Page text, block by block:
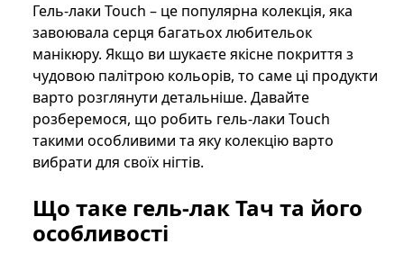
Гель-лаки Touch – це популярна колекція, яка
завоювала серця багатьох любительок
манікюру. Якщо ви шукаєте якісне покриття з
чудовою палітрою кольорів, то саме ці продукти
варто розглянути детальніше. Давайте
розберемося, що робить гель-лаки Touch
такими особливими та яку колекцію варто
вибрати для своїх нігтів.
Що таке гель-лак Тач та його
особливості